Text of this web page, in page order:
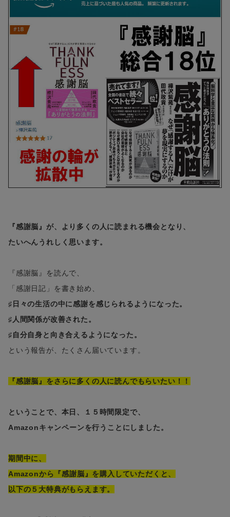
『感謝脳』が、より多くの人に読まれる機会となり、
たいへんうれしく思います。
『感謝脳』を読んで、
「感謝日記」を書き始め、
♯日々の生活の中に感謝を感じられるようになった。
♯人間関係が改善された。
♯自分自身と向き合えるようになった。
という報告が、たくさん届いています。
『感謝脳』をさらに多くの人に読んでもらいたい！！
ということで、本日、１５時間限定で、
Amazonキャンペーンを行うことにしました。
期間中に、
Amazonから『感謝脳』を購入していただくと、
以下の５大特典がもらえます。